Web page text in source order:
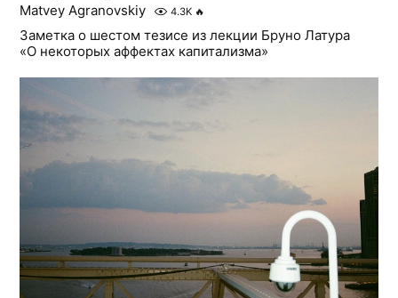
Matvey Agranovskiy 4.3K 🔥
Заметка о шестом тезисе из лекции Бруно Латура
«О некоторых аффектах капитализма»